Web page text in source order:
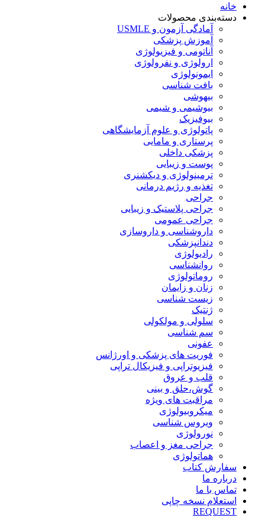
خانه
دسته‌بندی محصولات
آمادگی آزمون و USMLE
آموزش پزشکی
آناتومی و فیزیولوژی
ارولوژی و نفرولوژی
ایمونولوژی
بافت شناسی
بیهوشی
بیوشیمی و شیمی
بیوفیزیک
پاتولوژی و علوم آزمایشگاهی
پرستاری و مامایی
پزشکی داخلی
پوست و زیبایی
ترمینولوژی و دیکشنری
تغذیه و رژیم درمانی
جراحی
جراحی پلاستیک و زیبایی
جراحی عمومی
داروشناسی و داروسازی
دندانپزشکی
رادیولوژی
روانشناسی
روماتولوژی
زنان و زایمان
زیست شناسی
ژنتیک
سلولی و مولکولی
سم شناسی
عفونی
فوریت های پزشکی و اورژانس
فیزیوتراپی و فیزیکال تراپی
قلب و عروق
گوش،حلق و بینی
مراقبت های ویژه
میکروبیولوژی
ویروس شناسی
نورولوژی
جراحی مغز و اعصاب
هماتولوژی
سفارش کتاب
درباره ما
تماس با ما
استعلام نسخه چاپی
REQUEST